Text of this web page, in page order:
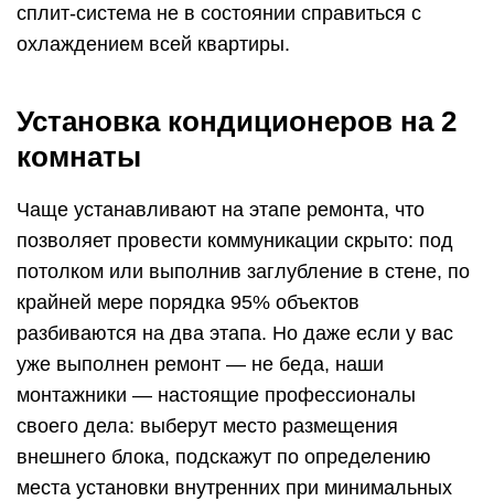
сплит-система не в состоянии справиться с
охлаждением всей квартиры.
Установка кондиционеров на 2
комнаты
Чаще устанавливают на этапе ремонта, что
позволяет провести коммуникации скрыто: под
потолком или выполнив заглубление в стене, по
крайней мере порядка 95% объектов
разбиваются на два этапа. Но даже если у вас
уже выполнен ремонт — не беда, наши
монтажники — настоящие профессионалы
своего дела: выберут место размещения
внешнего блока, подскажут по определению
места установки внутренних при минимальных